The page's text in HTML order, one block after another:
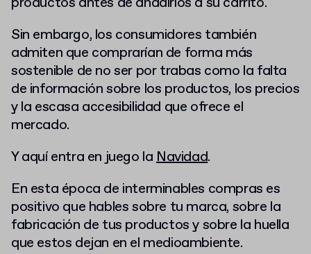
Sin embargo, los consumidores también
admiten que comprarían de forma más
sostenible de no ser por trabas como la falta
de información sobre los productos, los precios
y la escasa accesibilidad que ofrece el
mercado.
Y aquí entra en juego laNavidad.
En esta época de interminables compras es
positivo que hables sobre tu marca, sobre la
fabricación de tus productos y sobre la huella
que estos dejan en el medioambiente.